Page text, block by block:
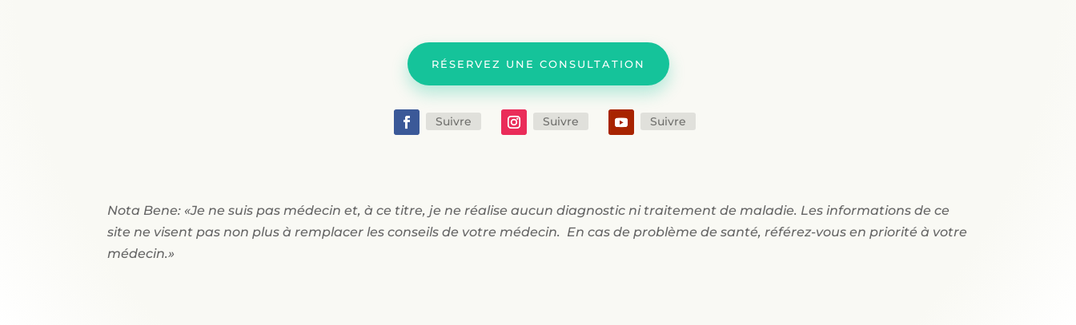
RÉSERVEZ UNE CONSULTATION
Suivre Suivre Suivre
Nota Bene: «Je ne suis pas médecin et, à ce titre, je ne réalise aucun diagnostic ni traitement de maladie. Les informations de ce
site ne visent pas non plus à remplacer les conseils de votre médecin. En cas de problème de santé, référez-vous en priorité à votre
médecin.»